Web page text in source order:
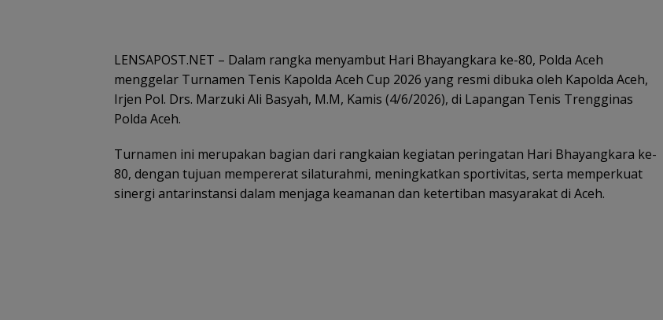
LENSAPOST.NET – Dalam rangka menyambut Hari Bhayangkara ke-80, Polda Aceh
menggelar Turnamen Tenis Kapolda Aceh Cup 2026 yang resmi dibuka oleh Kapolda Aceh,
Irjen Pol. Drs. Marzuki Ali Basyah, M.M, Kamis (4/6/2026), di Lapangan Tenis Trengginas
Polda Aceh.
Turnamen ini merupakan bagian dari rangkaian kegiatan peringatan Hari Bhayangkara ke-
80, dengan tujuan mempererat silaturahmi, meningkatkan sportivitas, serta memperkuat
sinergi antarinstansi dalam menjaga keamanan dan ketertiban masyarakat di Aceh.